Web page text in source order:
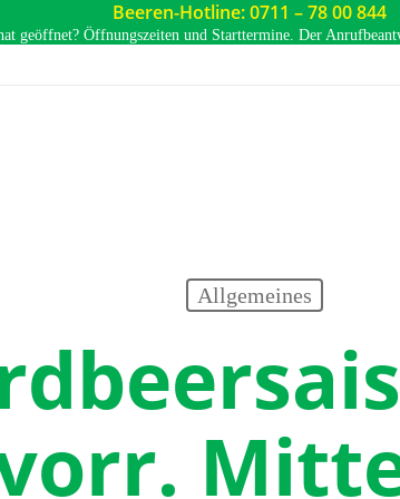
Beeren-Hotline: 0711 – 78 00 844
geöffnet? Öffnungszeiten und Starttermine. Der
Allgemeines